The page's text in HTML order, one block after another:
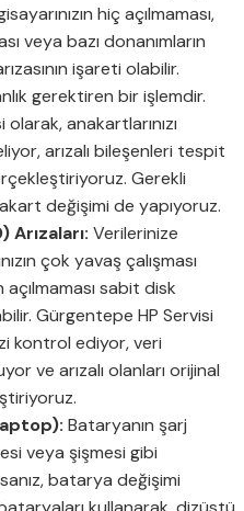
hiç açılmaması,
veya bazı donanımların
işareti olabilir.
gerektiren bir işlemdir.
anakartlarınızı
arızalı bileşenleri tespit
Gerekli
değişimi de yapıyoruz.
Arızaları: Verilerinize
çok yavaş çalışması
sabit disk
Gürgentepe HP Servisi
kontrol ediyor, veri
ve arızalı olanları orijinal
Bataryanın şarj
veya şişmesi gibi
batarya değişimi